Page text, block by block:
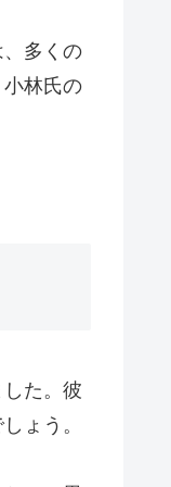
多くの
林氏の
た。彼
ょう。